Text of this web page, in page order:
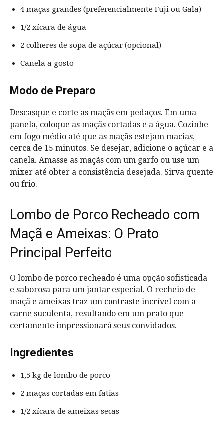
4 maçãs grandes (preferencialmente Fuji ou Gala)
1/2 xícara de água
2 colheres de sopa de açúcar (opcional)
Canela a gosto
Modo de Preparo
Descasque e corte as maçãs em pedaços. Em uma
panela, coloque as maçãs cortadas e a água. Cozinhe
em fogo médio até que as maçãs estejam macias,
cerca de 15 minutos. Se desejar, adicione o açúcar e a
canela. Amasse as maçãs com um garfo ou use um
mixer até obter a consistência desejada. Sirva quente
ou frio.
Lombo de Porco Recheado com
Maçã e Ameixas: O Prato
Principal Perfeito
O lombo de porco recheado é uma opção sofisticada
e saborosa para um jantar especial. O recheio de
maçã e ameixas traz um contraste incrível com a
carne suculenta, resultando em um prato que
certamente impressionará seus convidados.
Ingredientes
1,5 kg de lombo de porco
2 maçãs cortadas em fatias
1/2 xícara de ameixas secas